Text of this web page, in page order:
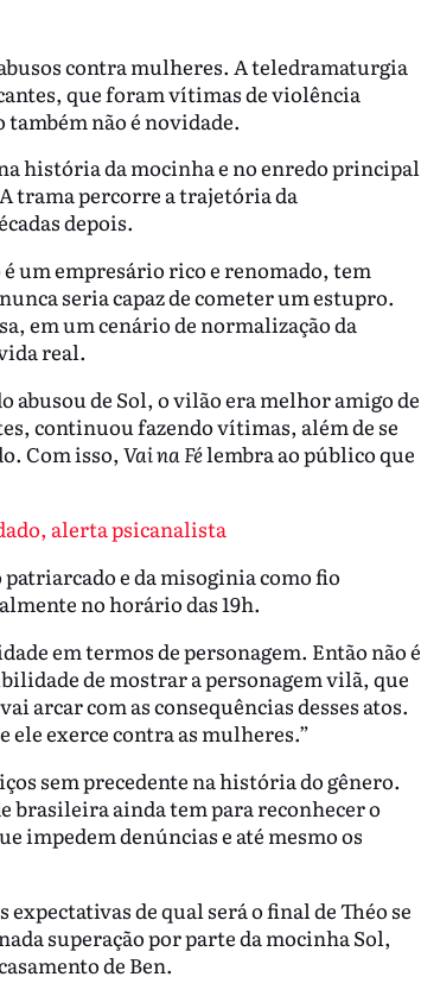
contra mulheres. A teledramaturgia
que foram vítimas de violência
não é novidade.
história da mocinha e no enredo principal
trama percorre a trajetória da
depois.
um empresário rico e renomado, tem
seria capaz de cometer um estupro.
em um cenário de normalização da
real.
abusou de Sol, o vilão era melhor amigo de
continuou fazendo vítimas, além de se
Com isso, Vai na Félembra ao público que
alerta psicanalista
e da misoginia como fio
no horário das 19h.
em termos de personagem. Então não é
de mostrar a personagem vilã, que
arcar com as consequências desses atos.
exerce contra as mulheres.”
sem precedente na história do gênero.
brasileira ainda tem para reconhecer o
impedem denúncias e até mesmo os
de qual será o final de Théo se
superação por parte da mocinha Sol,
de Ben.